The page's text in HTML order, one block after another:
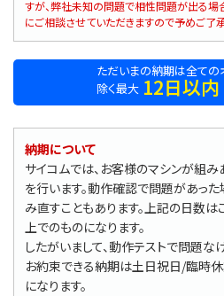
すが、弊社未知の問題で相性問題が出る場
にご相談させていただきますので予めご了承
ただいまの納期は全ての
除く最大 12日以内
納期について
サイコムでは、お客様のマシンが組
を行います。動作確認で問題があっ
み直すこともあります。上記の日数
上でのものになります。
したがいまして、動作テストで問題な
お約束できる納期は土日祝日/臨時
になります。